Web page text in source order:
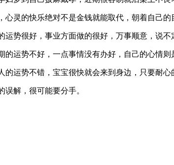
心灵的快乐绝对不是金钱就能取代，朝着自己的
运势很好，事业方面做的很好，万事顺意，说不
的运势不好，一点事情没有办好，自己的心情则
的运势不错，宝宝很快就会来到身边，只要耐心
误解，很可能要分手。